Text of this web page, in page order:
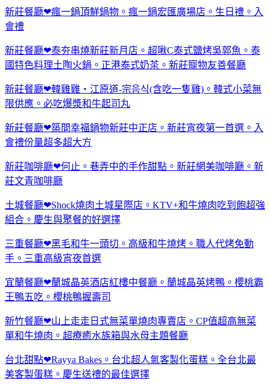
新莊餐廳❤瘋一鍋頂鮮鍋物。瘋一鍋宏匯廣場店。生日禮。入
會禮
新莊餐廳❤泰夯串燒新莊新月店。超啾C泰式鹽烤吳郭魚。泰
國特色料理土陶火鍋。正港泰式奶茶。新莊寵物友善餐廳
新莊餐廳❤韓雞雞‧江原道-宗음식(含吃一隻雞)。韓式小菜無
限供應。必吃爆漿和牛起司丸
新莊餐廳❤築間幸福鍋物新莊中正店。新莊宵夜第一首選。入
會禮份量超多超大方
新莊咖啡廳❤何止。巷弄中的手作甜點。新莊網美咖啡廳。新
莊文青咖啡廳
土城餐廳❤Shock燒肉土城星際店。KTV+和牛燒肉吃到飽超強
組合。慶生與聚餐的好選擇
三重餐廳❤黑毛和牛一頭切。高級和牛燒烤。職人代烤免動
手。三重高級宵夜首選
宜蘭餐廳❤蘭城晶英酒店紅樓中餐廳。蘭城晶英烤鴨。櫻桃霸
王鴨五吃。櫻桃鴨握壽司
新竹餐廳❤山上走走日式無菜單燒肉專賣店。CP值超高無菜
單和牛燒肉。超療癒水族箱與水母主題餐廳
台北甜點❤Rayya Bakes。台北超人氣客製化蛋糕。全台北最
美客製蛋糕。慶生送禮的最佳選擇